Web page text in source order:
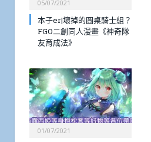
05/07/2021
本子er|壞掉的圓桌騎士組？
FGO二創同人漫畫《神奇隊
友育成法》
01/07/2021